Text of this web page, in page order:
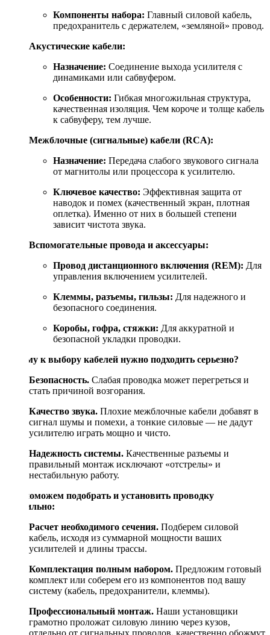
Компоненты набора: Главный силовой кабель,
предохранитель с держателем, «земляной» провод.
Акустические кабели:
Назначение: Соединение выхода усилителя с
динамиками или сабвуфером.
Особенности: Гибкая многожильная структура,
качественная изоляция. Чем короче и толще кабель
к сабвуферу, тем лучше.
Межблочные (сигнальные) кабели (RCA):
Назначение: Передача слабого звукового сигнала
от магнитолы или процессора к усилителю.
Ключевое качество: Эффективная защита от
наводок и помех (качественный экран, плотная
оплетка). Именно от них в большей степени
зависит чистота звука.
Вспомогательные провода и аксессуары:
Провод дистанционного включения (REM): Для
управления включением усилителей.
Клеммы, разъемы, гильзы: Для надежного и
безопасного соединения.
Коробы, гофра, стяжки: Для аккуратной и
безопасной укладки проводки.
Почему к выбору кабелей нужно подходить серьезно?
Безопасность. Слабая проводка может перегреться и
стать причиной возгорания.
Качество звука. Плохие межблочные кабели добавят в
сигнал шумы и помехи, а тонкие силовые — не дадут
усилителю играть мощно и чисто.
Надежность системы. Качественные разъемы и
правильный монтаж исключают «отстрелы» и
нестабильную работу.
Мы поможем подобрать и установить проводку
правильно:
Расчет необходимого сечения. Подберем силовой
кабель, исходя из суммарной мощности ваших
усилителей и длины трассы.
Комплектация полным набором. Предложим готовый
комплект или соберем его из компонентов под вашу
систему (кабель, предохранители, клеммы).
Профессиональный монтаж. Наши установщики
грамотно проложат силовую линию через кузов,
отдельно от сигнальных проводов, качественно обожмут